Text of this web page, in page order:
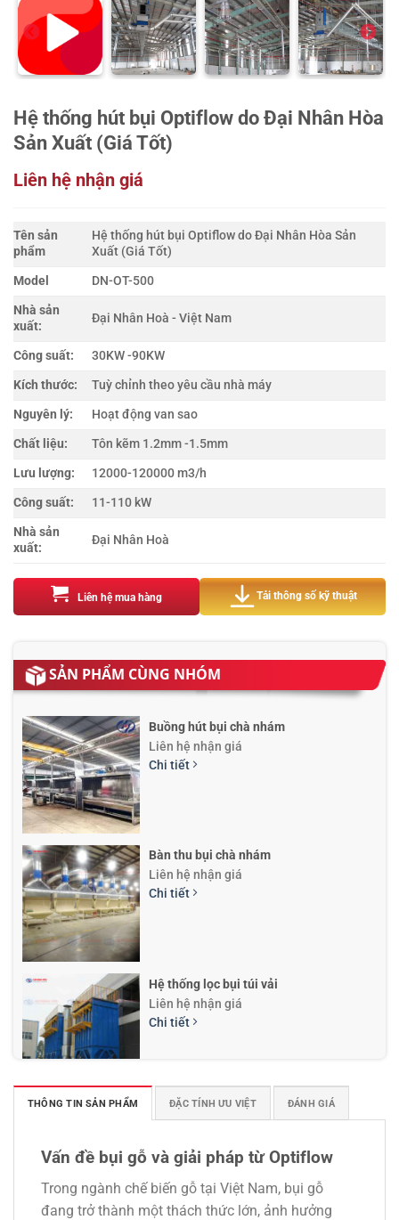
Hệ thống hút bụi Optiflow do Đại Nhân Hòa
Sản Xuất (Giá Tốt)
Liên hệ nhận giá
Tên sản
phẩm
Hệ thống hút bụi Optiflow do Đại Nhân Hòa Sản
Xuất (Giá Tốt)
Model
DN-OT-500
Nhà sản
xuất:
Đại Nhân Hoà - Việt Nam
Công suất:
30KW -90KW
Kích thước:
Tuỳ chỉnh theo yêu cầu nhà máy
Nguyên lý:
Hoạt động van sao
Chất liệu:
Tôn kẽm 1.2mm -1.5mm
Lưu lượng:
12000-120000 m3/h
Công suất:
11-110 kW
Nhà sản
xuất:
Đại Nhân Hoà
Liên hệ mua hàng Tải thông số kỹ thuật
SẢN PHẨM CÙNG NHÓM
Buồng hút bụi chà nhám
Liên hệ nhận giá
Chi tiết
Bàn thu bụi chà nhám
Liên hệ nhận giá
Chi tiết
Hệ thống lọc bụi túi vải
Liên hệ nhận giá
Chi tiết
Hệ thống cyclone lắng bụi
Chi tiết
THÔNG TIN SẢN PHẨM ĐẶC TÍNH ƯU VIỆT ĐÁNH GIÁ
Vấn đề bụi gỗ và giải pháp từ Optiflow
Trong ngành chế biến gỗ tại Việt Nam, bụi gỗ
đang trở thành một thách thức lớn, ảnh hưởng